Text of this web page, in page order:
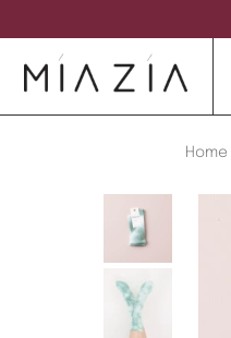
Home